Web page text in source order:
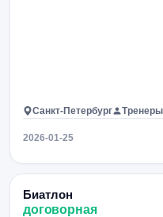
Санкт-Петербург Тренеры
2026-01-25
Биатлон
договорная